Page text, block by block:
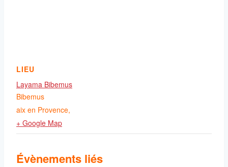
LIEU
Layama Bibemus
Bibemus
aix en Provence,
+ Google Map
Évènements liés